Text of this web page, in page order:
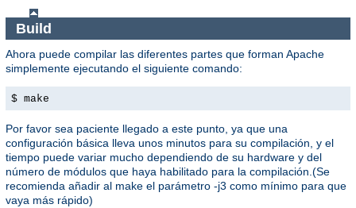
Build
Ahora puede compilar las diferentes partes que forman Apache
simplemente ejecutando el siguiente comando:
$ make
Por favor sea paciente llegado a este punto, ya que una
configuración básica lleva unos minutos para su compilación, y el
tiempo puede variar mucho dependiendo de su hardware y del
número de módulos que haya habilitado para la compilación.(Se
recomienda añadir al make el parámetro -j3 como mínimo para que
vaya más rápido)